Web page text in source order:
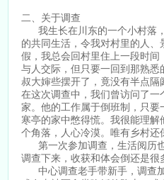
二、关于调查
我生长在川东的一个小村落，
的共同生活，令我对村里的人
假，我总会回村里住上一段时
与人交际，但只要一回到那熟
叔大婶些摆开了，竟没有半点隔
在这次调查中，我们曾访问了
家。他的工作属于倒班制，只
寒亭的家中憋得慌。我很能理
个角落，人心冷漠。唯有乡村
第一次参加调查，生活阅历也
调查下来，收获和体会倒还是很
中心调查老手带新手，调查加